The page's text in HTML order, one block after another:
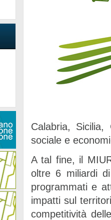
Calabria, Sicilia,
sociale e
A tal fine, il
oltre 6 miliardi
programmati e
impatti sul
competitività